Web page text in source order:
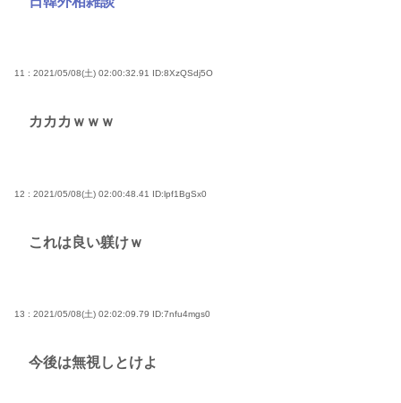
11 : 2021/05/08(土) 02:00:32.91 ID:8XzQSdj5O
カカカｗｗｗ
12 : 2021/05/08(土) 02:00:48.41 ID:lpf1BgSx0
これは良い躾けｗ
13 : 2021/05/08(土) 02:02:09.79 ID:7nfu4mgs0
今後は無視しとけよ